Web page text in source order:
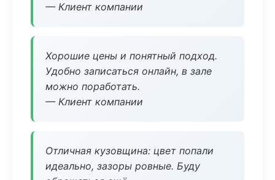
— Клиент компании
Хорошие цены и понятный подход.
Удобно записаться онлайн, в зале
можно поработать.
— Клиент компании
Отличная кузовщина: цвет попали
идеально, зазоры ровные. Буду